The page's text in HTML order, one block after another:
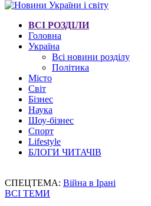
ВСІ РОЗДІЛИ
Головна
Україна
Всі новини розділу
Політика
Місто
Світ
Бізнес
Наука
Шоу-бізнес
Спорт
Lifestyle
БЛОГИ ЧИТАЧІВ
СПЕЦТЕМА: Війна в Ірані
ВСІ ТЕМИ